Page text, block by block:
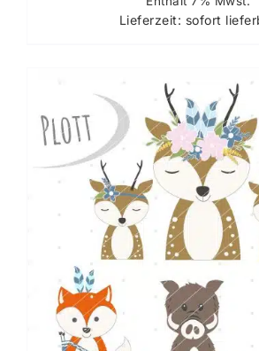
Lieferzeit: sofort